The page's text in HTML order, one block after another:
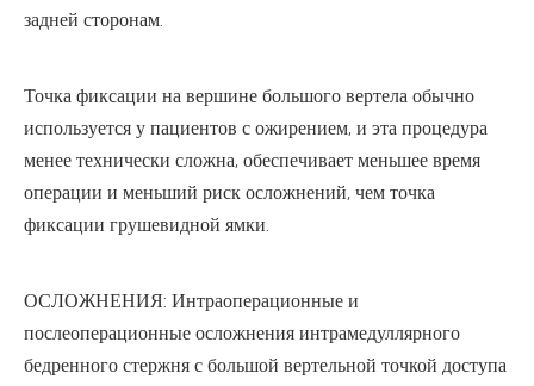
задней сторонам.
Точка фиксации на вершине большого вертела обычно
используется у пациентов с ожирением, и эта процедура
менее технически сложна, обеспечивает меньшее время
операции и меньший риск осложнений, чем точка
фиксации грушевидной ямки.
ОСЛОЖНЕНИЯ: Интраоперационные и
послеоперационные осложнения интрамедуллярного
бедренного стержня с большой вертельной точкой доступа